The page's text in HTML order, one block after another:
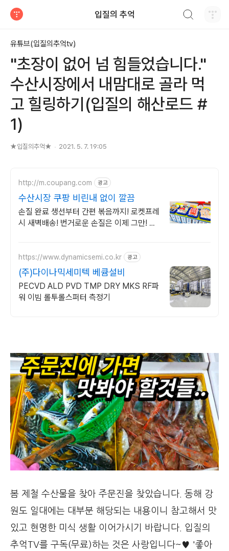
입질의 추억
유튜브(입질의추억tv)
"초장이 없어 넘 힘들었습니다."
수산시장에서 내맘대로 골라 먹
고 힐링하기(입질의 해산로드 #
1)
★입질의추억★ 2021. 5. 7. 19:05
http://m.coupang.com 광고
수산시장 쿠팡 비린내 없이 깔끔
손질 완료 생선부터 간편 볶음까지! 로켓프레
시 새벽배송! 번거로운 손질은 이제 그만! 간
https://www.dynamicsemi.co.kr 광고
(주)다이나믹세미텍 베큠설비
PECVD ALD PVD TMP DRY MKS RF파
워 이빔 롤투롤스퍼터 측정기
봄 제철 수산물을 찾아 주문진을 찾았습니다. 동해 강
원도 일대에는 대부분 해당되는 내용이니 참고해서 맛
있고 현명한 미식 생활 이어가시기 바랍니다. 입질의
추억TV를 구독(무료)하는 것은 사랑입니다~♥ '좋아